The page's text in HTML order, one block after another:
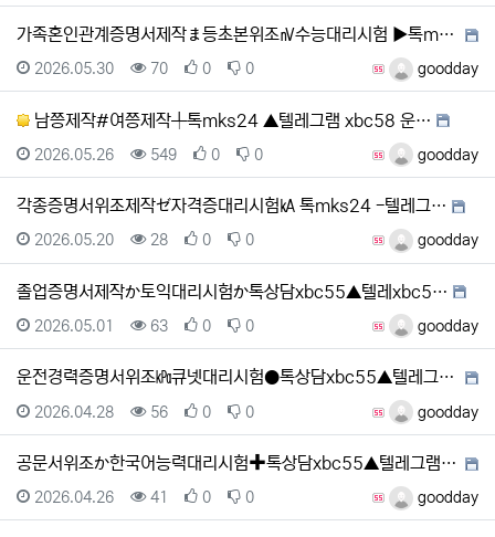
가족혼인관계증명서제작ま등초본위조㎵수능대리시험 ▶톡mks…
등록자 goodday
등록일
2026.05.30 조회
70 추천
0 비추천
0
남쯩제작#여쯩제작╀톡mks24 ▲텔레그램 xbc58 운…
등록자 goodday
등록일
2026.05.26 조회
549 추천
0 비추천
0
각종증명서위조제작ゼ자격증대리시험㎄ 톡mks24 -텔레그…
등록자 goodday
등록일
2026.05.20 조회
28 추천
0 비추천
0
졸업증명서제작か토익대리시험か톡상담xbc55▲텔레xbc5…
등록자 goodday
등록일
2026.05.01 조회
63 추천
0 비추천
0
운전경력증명서위조㎪큐넷대리시험●톡상담xbc55▲텔레그램…
등록자 goodday
등록일
2026.04.28 조회
56 추천
0 비추천
0
공문서위조か한국어능력대리시험✚톡상담xbc55▲텔레그램 …
등록자 goodday
등록일
2026.04.26 조회
41 추천
0 비추천
0